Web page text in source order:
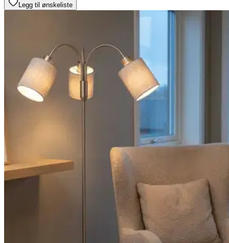
Legg til ønskeliste